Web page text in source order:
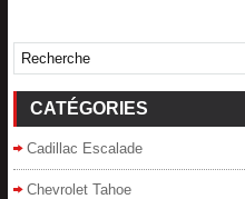
CATÉGORIES
Cadillac Escalade
Chevrolet Tahoe